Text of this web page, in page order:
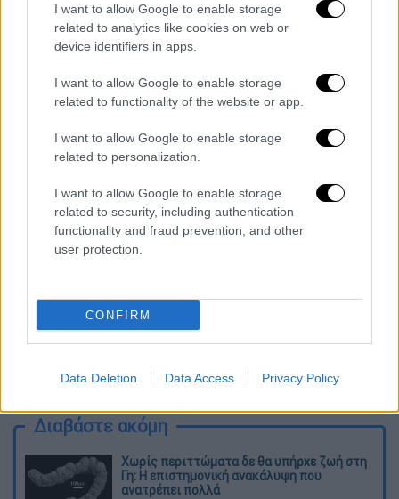
I want to allow Google to enable storage
related to analytics like cookies on web or
device identifiers in apps.
I want to allow Google to enable storage
related to functionality of the website or app.
I want to allow Google to enable storage
related to personalization.
I want to allow Google to enable storage
related to security, including authentication
functionality and fraud prevention, and other
user protection.
CONFIRM
Data Deletion Data Access Privacy Policy
Σύμφωνα με έρευνα του ΣΕΛΠΕ, οι Έλληνες
θα ξοδέψουν 20% περισσότερααυτά τα
Χριστούγεννα δηλαδή 174 ευρώ ανά άτομο,
από 146 που δαπάνησαν το 2022.
Τα σχολιά σας δημοσιεύονται άμεσα με δική σας ευθύνη. Το
Διαβάστε ακόμη
Χωρίς περιττώματα δε θα υπήρχε ζωή στη
Γη: Η επιστημονική ανακάλυψη που
ανατρέπει πολλά